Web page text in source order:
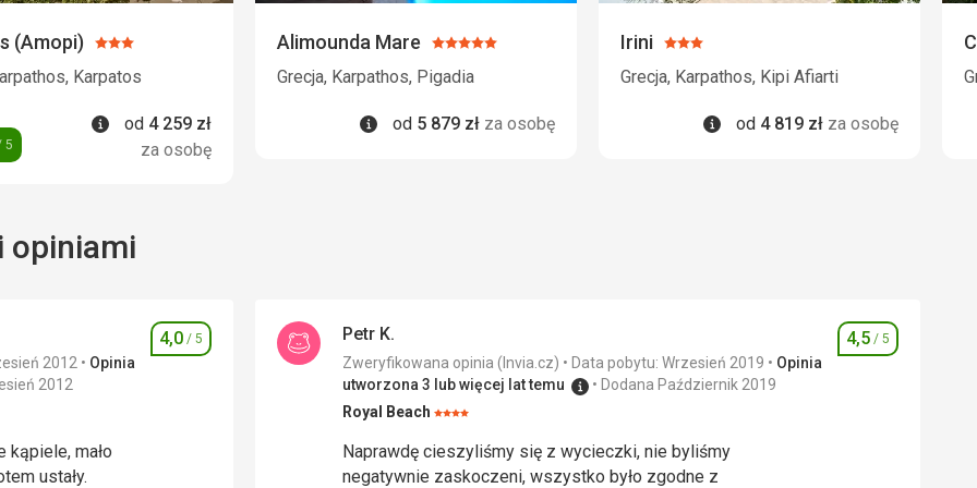
(Amopi) Ocena:
3/5
Karpatos
5
Informacje
od 4 259 zł
za osobę
Alimounda Mare Ocena:
5/5
Grecja, Karpathos, Pigadia
Informacje
od 5 879 zł za osobę
Irini Ocena:
3/5
Grecja, Karpathos, Kipi Afiarti
Informacje
od 4 819 zł za osobę
opiniami
Ocena
4,0 / 5
2012
Opinia
2012
kąpiele, mało
ustały.
Petr K.
Ocena
4,5 / 5
Zweryfikowana opinia (Invia.cz) Data pobytu: Wrzesień 2019
Opinia
utworzona 3 lub więcej lat temu
Dodana Październik 2019
Royal Beach Ocena:
4/5
Naprawdę cieszyliśmy się z wycieczki, nie byliśmy
negatywnie zaskoczeni, wszystko było zgodne z